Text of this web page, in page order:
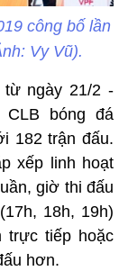
công bố lần
Vy Vũ).
từ ngày 21/2 -
bóng đá
182 trận đấu.
xếp linh hoạt
giờ thi đấu
18h, 19h)
trực tiếp hoặc
hơn.